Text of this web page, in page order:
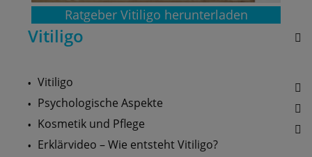
Ratgeber Vitiligo herunterladen
Vitiligo
Vitiligo
Psychologische Aspekte
Kosmetik und Pflege
Erklärvideo – Wie entsteht Vitiligo?